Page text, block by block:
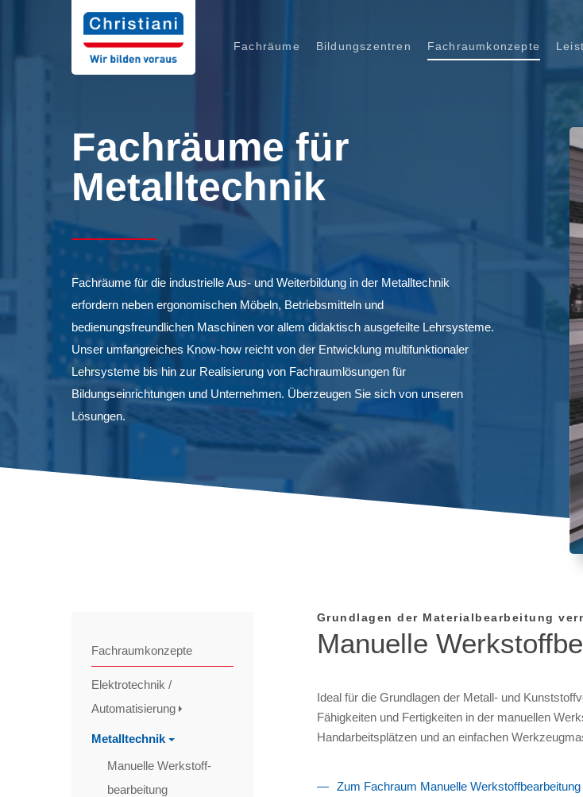
Fachräume Bildungszentren Fachraumkonzepte
Fachräume für
Metalltechnik
Fachräume für die industrielle Aus- und Weiterbildung in der Metalltechnik
erfordern neben ergonomischen Möbeln, Betriebsmitteln und
bedienungsfreundlichen Maschinen vor allem didaktisch ausgefeilte Lehrsysteme.
Unser umfangreiches Know-how reicht von der Entwicklung multifunktionaler
Lehrsysteme bis hin zur Realisierung von Fachraumlösungen für
Bildungseinrichtungen und Unternehmen. Überzeugen Sie sich von unseren
Lösungen.
Fachraumkonzepte
Elektrotechnik /
Automatisierung
Metalltechnik
Manuelle Werkstoff­
bearbeitung
Grundlagen der Materialbearbeitung
Manuelle
Ideal für die Grundlagen der Metall- und
Fähigkeiten und Fertigkeiten in der manuellen
Handarbeitsplätzen und an einfachen
Zum Fachraum Manuelle Werkstoffbearbeitung